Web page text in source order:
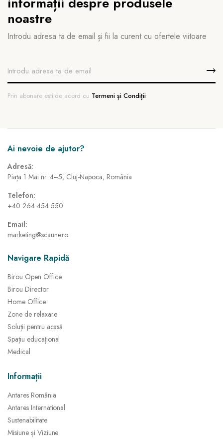
noastre
Introdu adresa ta de email și fii la curent cu ofertele viitoare
Prin abonare ești de acord cu Termeni și Condiții
Ai nevoie de ajutor?
Adresă:
Piața 1 Mai nr. 4–5, Cluj-Napoca, România
Telefon:
+40 264 454 550
Email:
marketing@scaune.ro
Navigare Rapidă
Birou Open Office
Birou Director
Home Office
Zone de relaxare
Soluții pentru acasă
Spațiu educațional
Medical
Informații
Antares România
Antares International
Sustenabilitate
Misiune și Viziune